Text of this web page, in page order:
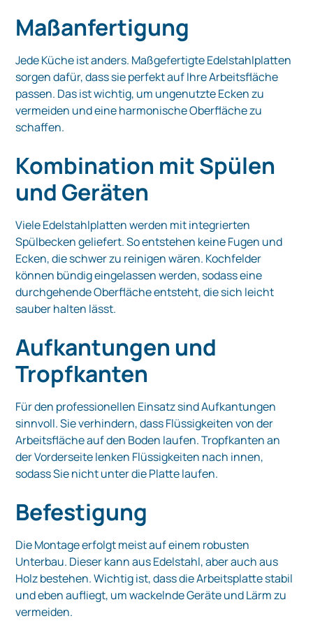
Maßanfertigung
Jede Küche ist anders. Maßgefertigte Edelstahlplatten
sorgen dafür, dass sie perfekt auf Ihre Arbeitsfläche
passen. Das ist wichtig, um ungenutzte Ecken zu
vermeiden und eine harmonische Oberfläche zu
schaffen.
Kombination mit Spülen
und Geräten
Viele Edelstahlplatten werden mit integrierten
Spülbecken geliefert. So entstehen keine Fugen und
Ecken, die schwer zu reinigen wären. Kochfelder
können bündig eingelassen werden, sodass eine
durchgehende Oberfläche entsteht, die sich leicht
sauber halten lässt.
Aufkantungen und
Tropfkanten
Für den professionellen Einsatz sind Aufkantungen
sinnvoll. Sie verhindern, dass Flüssigkeiten von der
Arbeitsfläche auf den Boden laufen. Tropfkanten an
der Vorderseite lenken Flüssigkeiten nach innen,
sodass Sie nicht unter die Platte laufen.
Befestigung
Die Montage erfolgt meist auf einem robusten
Unterbau. Dieser kann aus Edelstahl, aber auch aus
Holz bestehen. Wichtig ist, dass die Arbeitsplatte stabil
und eben aufliegt, um wackelnde Geräte und Lärm zu
vermeiden.